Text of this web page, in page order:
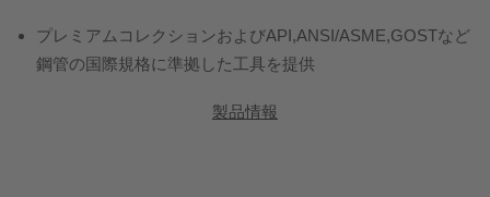
プレミアムコレクションおよびAPI,ANSI/ASME,GOSTなど
鋼管の国際規格に準拠した工具を提供
製品情報